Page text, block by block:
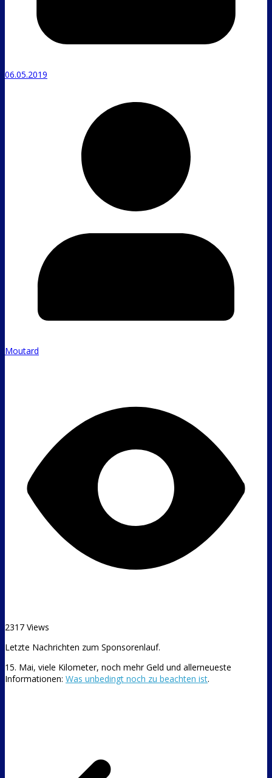
06.05.2019
Moutard
2317 Views
Letzte Nachrichten zum Sponsorenlauf.
15. Mai, viele Kilometer, noch mehr Geld und allerneueste
Informationen: Was unbedingt noch zu beachten ist.